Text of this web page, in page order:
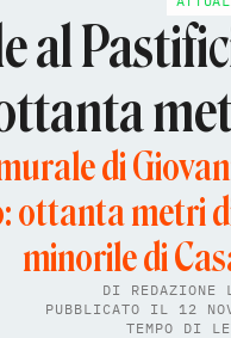
al
di
ottanta metri
minorile di
DI REDAZIONE
PUBBLICATO IL 12
TEMPO DI